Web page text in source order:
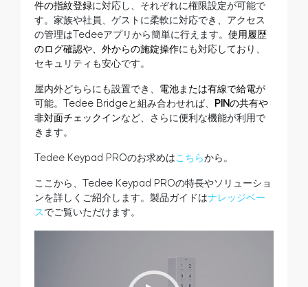
件の指紋登録に対応し、それぞれに権限設定が可能で
す。家族や社員、ゲストに柔軟に対応でき、アクセス
の管理はTedeeアプリから簡単に行えます。 使用履歴
のログ確認や、外からの施錠操作にも対応しており、
セキュリティも安心です。
屋内外どちらにも設置でき、 電池または有線で給電が
可能。Tedee Bridgeと組み合わせれば、
PINの共有や
非対面チェックインなど、さらに便利な機能が利用で
きます。
Tedee Keypad PROのお求めは こちらから。
ここから、Tedee Keypad PROの特長やソリューショ
ンを詳しくご紹介します。製品ガイドはナレッジベー
ス でご覧いただけます。